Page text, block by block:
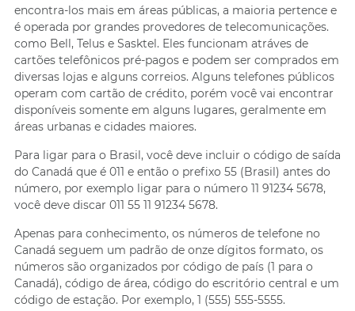
encontra-los mais em áreas públicas, a maioria pertence e
é operada por grandes provedores de telecomunicações.
como Bell, Telus e Sasktel. Eles funcionam atráves de
cartões telefônicos pré-pagos e podem ser comprados em
diversas lojas e alguns correios. Alguns telefones públicos
operam com cartão de crédito, porém você vai encontrar
disponíveis somente em alguns lugares, geralmente em
áreas urbanas e cidades maiores.
Para ligar para o Brasil, você deve incluir o código de saída
do Canadá que é 011 e então o prefixo 55 (Brasil) antes do
número, por exemplo ligar para o número 11 91234 5678,
você deve discar 011 55 11 91234 5678.
Apenas para conhecimento, os números de telefone no
Canadá seguem um padrão de onze dígitos formato, os
números são organizados por código de país (1 para o
Canadá), código de área, código do escritório central e um
código de estação. Por exemplo, 1 (555) 555-5555.